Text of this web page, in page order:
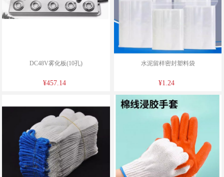
DC48V雾化板(10孔)
¥457.14
水泥留样密封塑料袋
¥1.24